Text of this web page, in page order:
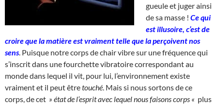
gueule et juger ainsi
de sa masse ! Ce qui
est illusoire, c’est de
croire que la matière est vraiment telle que la perçoivent nos
sens. Puisque notre corps de chair vibre sur une fréquence qui
s’inscrit dans une fourchette vibratoire correspondant au
monde dans lequel il vit, pour lui, l’environnement existe
vraiment et il peut êtretouché . Mais si nous sortons de ce
corps, de cet » état de l’esprit avec lequel nous faisons corps « plus